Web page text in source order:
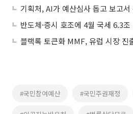
기획처, AI가 예산심사 돕고 보고
블랙록 토큰화 MMF, 유럽 시장 진
#국민참여예산 #국민주권재정